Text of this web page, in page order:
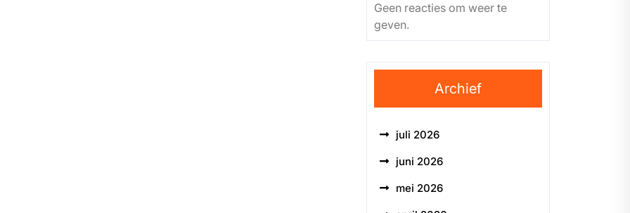
Geen reacties om weer te
geven.
Archief
juli 2026
juni 2026
mei 2026